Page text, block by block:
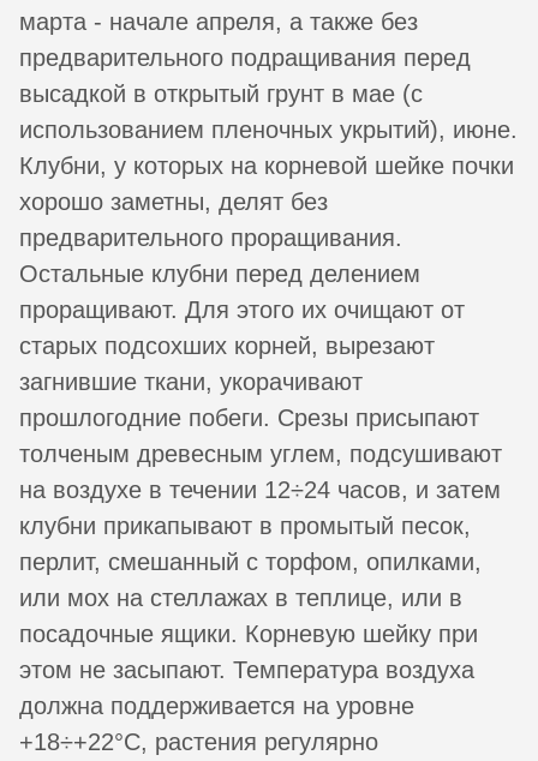
марта - начале апреля, а также без
предварительного подращивания перед
высадкой в открытый грунт в мае (с
использованием пленочных укрытий), июне.
Клубни, у которых на корневой шейке почки
хорошо заметны, делят без
предварительного проращивания.
Остальные клубни перед делением
проращивают. Для этого их очищают от
старых подсохших корней, вырезают
загнившие ткани, укорачивают
прошлогодние побеги. Срезы присыпают
толченым древесным углем, подсушивают
на воздухе в течении 12÷24 часов, и затем
клубни прикапывают в промытый песок,
перлит, смешанный с торфом, опилками,
или мох на стеллажах в теплице, или в
посадочные ящики. Корневую шейку при
этом не засыпают. Температура воздуха
должна поддерживается на уровне
+18÷+22°C, растения регулярно